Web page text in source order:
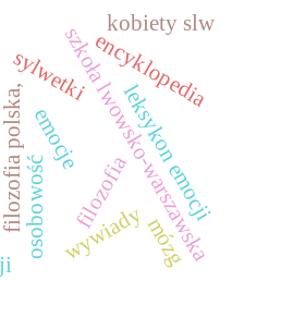
szkoła lwowsko-warszawska
filozofia
encyklopedia
filozofia polska,emocje
osobowość leksykon emocji
wywiady
kobiety slw
sylwetki
mózg